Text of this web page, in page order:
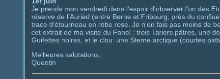
Je prends mon vendredi dans l'espoir d'observer l'un des
réserve de l'Auried (entre Berne et Fribourg, près du
trace d'étourneau en robe rose. Je n'en fais pas moins de
cet extrait de ma visite du Fanel : trois Tariers pâtres, une
Guifettes noires, et le clou: une Sterne arctique (courtes
Meilleures salutations,
Quentin